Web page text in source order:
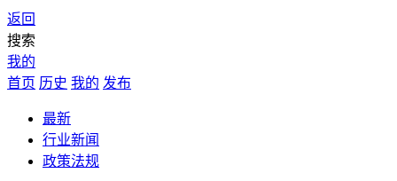
返回
搜索
我的
首页 历史 我的 发布
最新
行业新闻
政策法规